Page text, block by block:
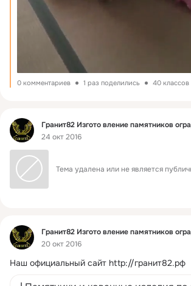
0 комментариев 1 раз поделились 40 классов
Фид Гранит82 Изгото вление памятников
24 окт 2016
Тема удалена или не является
Фид
Гранит82 Изгото вление памятников
20 окт 2016
Наш официальный сайт http://гранит82.рф